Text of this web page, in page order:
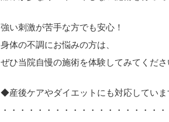
強い刺激が苦手な方でも安心！
身体の不調にお悩みの方は、
ぜひ当院自慢の施術を体験してみてくださ
◆産後ケアやダイエットにも対応してい
・・・・・・・・・・・・・・・・・・・